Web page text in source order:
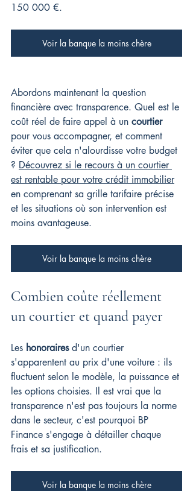
150 000 €.
Voir la banque la moins chère
Abordons maintenant la question
financière avec transparence. Quel est le
coût réel de faire appel à un courtier
pour vous accompagner, et comment
éviter que cela n'alourdisse votre budget
? Découvrez si le recours à un courtier
est rentable pour votre crédit immobilier
en comprenant sa grille tarifaire précise
et les situations où son intervention est
moins avantageuse.
Voir la banque la moins chère
Combien coûte réellement
un courtier et quand payer
Les honoraires d'un courtier
s'apparentent au prix d'une voiture : ils
fluctuent selon le modèle, la puissance et
les options choisies. Il est vrai que la
transparence n'est pas toujours la norme
dans le secteur, c'est pourquoi BP
Finance s'engage à détailler chaque
frais et sa justification.
Voir la banque la moins chère